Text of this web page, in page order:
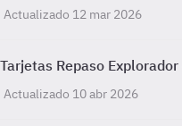
Actualizado 12 mar 2026
Tarjetas Repaso
Actualizado 10 abr 2026